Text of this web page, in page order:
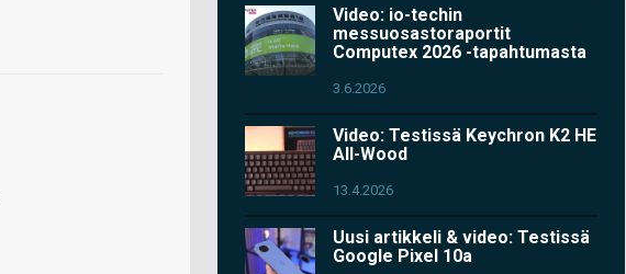
Video: io-techin
messuosastoraportit
Computex 2026 -tapahtumasta
3.6.2026
Video: Testissä Keychron K2 HE
All-Wood
13.4.2026
Uusi artikkeli & video: Testissä
Google Pixel 10a